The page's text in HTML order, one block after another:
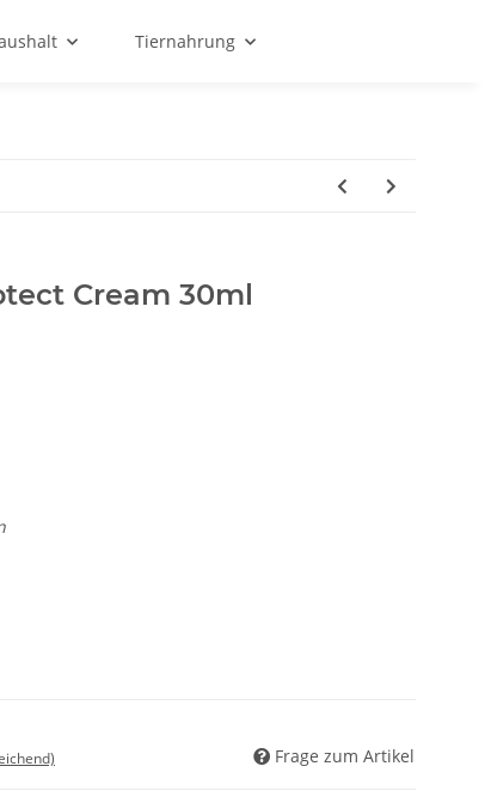
Tiernahrung
Cream 30ml
Frage zum Artikel